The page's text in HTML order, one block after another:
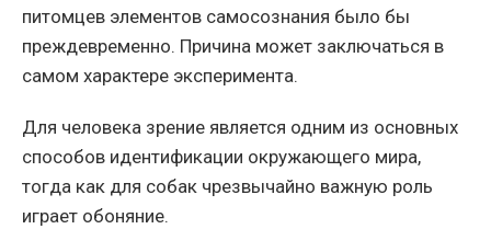
питомцев элементов самосознания было бы
преждевременно. Причина может заключаться в
самом характере эксперимента.
Для человека зрение является одним из основных
способов идентификации окружающего мира,
тогда как для собак чрезвычайно важную роль
играет обоняние.